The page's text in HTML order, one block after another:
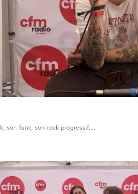
son funk, son rock progressif,...